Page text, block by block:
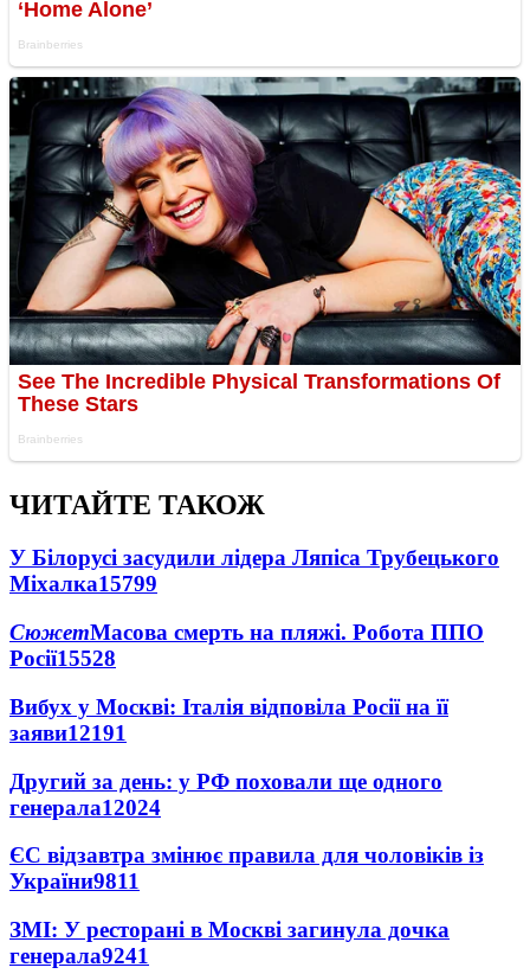
ЧИТАЙТЕ ТАКОЖ
У Білорусі засудили лідера Ляпіса Трубецького
Міхалка15799
СюжетМасова смерть на пляжі. Робота ППО
Росії15528
Вибух у Москві: Італія відповіла Росії на її
заяви12191
Другий за день: у РФ поховали ще одного
генерала12024
ЄС відзавтра змінює правила для чоловіків із
України9811
ЗМІ: У ресторані в Москві загинула дочка
генерала9241